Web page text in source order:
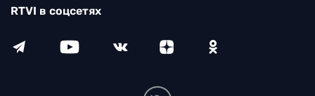
RTVI в соцсетях